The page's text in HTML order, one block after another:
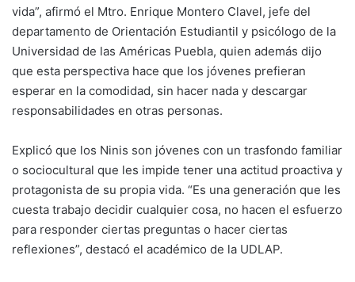
vida”, afirmó el Mtro. Enrique Montero Clavel, jefe del
departamento de Orientación Estudiantil y psicólogo de la
Universidad de las Américas Puebla, quien además dijo
que esta perspectiva hace que los jóvenes prefieran
esperar en la comodidad, sin hacer nada y descargar
responsabilidades en otras personas.
Explicó que los Ninis son jóvenes con un trasfondo familiar
o sociocultural que les impide tener una actitud proactiva y
protagonista de su propia vida. “Es una generación que les
cuesta trabajo decidir cualquier cosa, no hacen el esfuerzo
para responder ciertas preguntas o hacer ciertas
reflexiones”, destacó el académico de la UDLAP.